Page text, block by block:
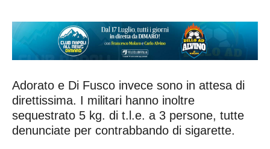
Adorato e Di Fusco invece sono in attesa di
direttissima. I militari hanno inoltre
sequestrato 5 kg. di t.l.e. a 3 persone, tutte
denunciate per contrabbando di sigarette.